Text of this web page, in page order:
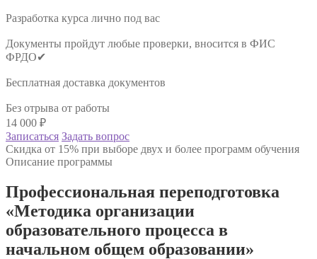
Разработка курса лично под вас
Документы пройдут любые проверки, вносится в ФИС
ФРДО✔
Бесплатная доставка документов
Без отрыва от работы
14 000 ₽
Записаться Задать вопрос
Скидка от 15% при выборе двух и более программ обучения
Описание программы
Профессиональная переподготовка
«Методика организации
образовательного процесса в
начальном общем образовании»